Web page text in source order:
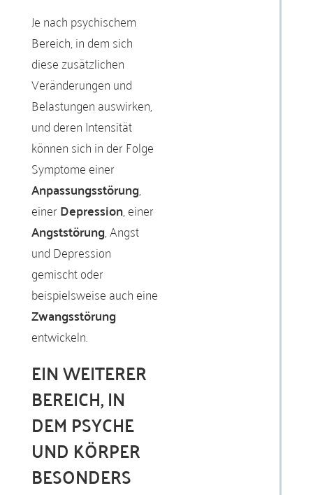
Je nach psychischem
Bereich, in dem sich
diese zusätzlichen
Veränderungen und
Belastungen auswirken,
und deren Intensität
können sich in der Folge
Symptome einer
Anpassungsstörung,
einerDepression, einer
Angststörung, Angst
und Depression
gemischt oder
beispielsweise auch eine
Zwangsstörung
entwickeln.
EIN WEITERER
BEREICH, IN
DEM PSYCHE
UND KÖRPER
BESONDERS